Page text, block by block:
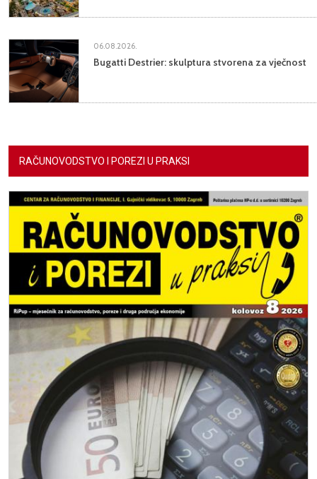
06.08.2026.
Bugatti Destrier: skulptura stvorena za vječnost
RAČUNOVODSTVO I POREZI U PRAKSI